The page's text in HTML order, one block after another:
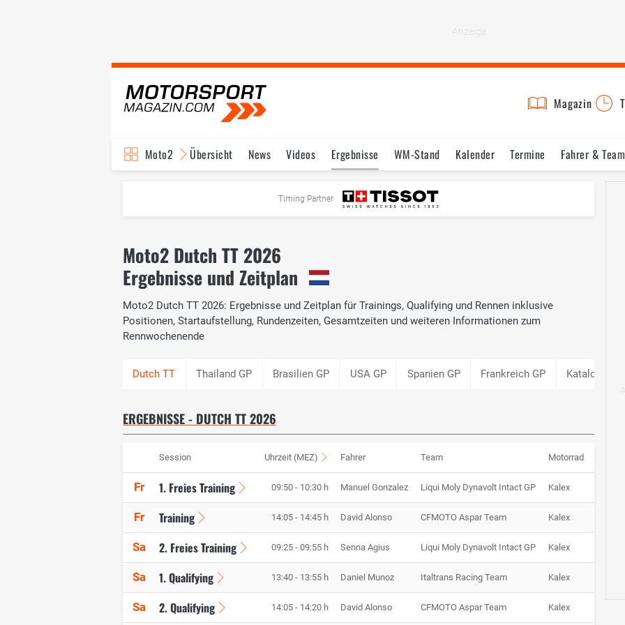
Magazin
Moto2 Übersicht News Videos Ergebnisse WM-Stand Kalender Termine Fahrer &
Timing Partner
Moto2 Dutch TT 2026
Ergebnisse und Zeitplan
Moto2 Dutch TT 2026: Ergebnisse und Zeitplan für Trainings, Qualifying und Rennen inklusive
Positionen, Startaufstellung, Rundenzeiten, Gesamtzeiten und weiteren Informationen zum
Rennwochenende
Thailand GP Brasilien GP USA GP Spanien GP Frankreich GP Katalonien
ERGEBNISSE - DUTCH TT 2026
Session Uhrzeit (MEZ) Fahrer Team Motorrad
Fr 1. Freies Training 09:50 - 10:30 h Manuel Gonzalez Liqui Moly Dynavolt Intact GP Kalex
Fr Training 14:05 - 14:45 h David Alonso CFMOTO Aspar Team Kalex
Sa 2. Freies Training 09:25 - 09:55 h Senna Agius Liqui Moly Dynavolt Intact GP Kalex
Sa 1. Qualifying 13:40 - 13:55 h Daniel Munoz Italtrans Racing Team Kalex
Sa 2. Qualifying 14:05 - 14:20 h David Alonso CFMOTO Aspar Team Kalex